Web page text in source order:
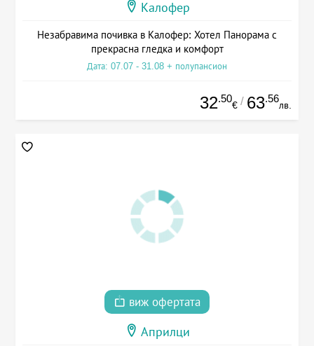
Калофер
Незабравима почивка в Калофер: Хотел Панорама с
прекрасна гледка и комфорт
Дата: 07.07 - 31.08 + полупансион
32.50
€ / 63.56
лв.
виж офертата
Априлци